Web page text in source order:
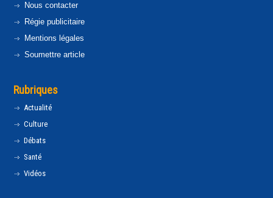
Nous contacter
Régie publicitaire
Mentions légales
Soumettre article
Rubriques
Actualité
Culture
Débats
Santé
Vidéos